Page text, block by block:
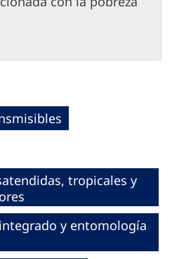
tropicales y
y entomología